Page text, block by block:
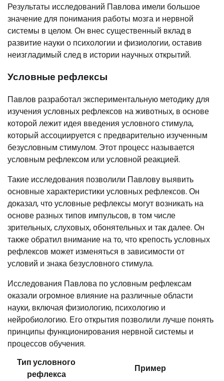
Результаты исследований Павлова имели большое
значение для понимания работы мозга и нервной
системы в целом. Он внес существенный вклад в
развитие науки о психологии и физиологии, оставив
неизгладимый след в истории научных открытий.
Условные рефлексы
Павлов разработал экспериментальную методику для
изучения условных рефлексов на животных, в основе
которой лежит идея введения условного стимула,
который ассоциируется с предварительно изученным
безусловным стимулом. Этот процесс называется
условным рефлексом или условной реакцией.
Такие исследования позволили Павлову выявить
основные характеристики условных рефлексов. Он
доказал, что условные рефлексы могут возникать на
основе разных типов импульсов, в том числе
зрительных, слуховых, обонятельных и так далее. Он
также обратил внимание на то, что крепость условных
рефлексов может изменяться в зависимости от
условий и знака безусловного стимула.
Исследования Павлова по условным рефлексам
оказали огромное влияние на различные области
науки, включая физиологию, психологию и
нейробиологию. Его открытия позволили лучше понять
принципы функционирования нервной системы и
процессов обучения.
Тип условного
рефлекса
Пример